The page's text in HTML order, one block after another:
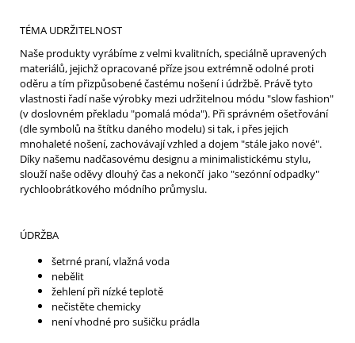
TÉMA UDRŽITELNOST
Naše produkty vyrábíme z velmi kvalitních, speciálně upravených
materiálů, jejichž opracované příze jsou extrémně odolné proti
oděru a tím přizpůsobené častému nošení i údržbě. Právě tyto
vlastnosti řadí naše výrobky mezi udržitelnou módu "slow fashion"
(v doslovném překladu "pomalá móda"). Při správném ošetřování
(dle symbolů na štítku daného modelu) si tak, i přes jejich
mnohaleté nošení, zachovávají vzhled a dojem "stále jako nové".
Díky našemu nadčasovému designu a minimalistickému stylu,
slouží naše oděvy dlouhý čas a nekončí jako "sezónní odpadky"
rychloobrátkového módního průmyslu.
ÚDRŽBA
šetrné praní, vlažná voda
nebělit
žehlení při nízké teplotě
nečistěte chemicky
není vhodné pro sušičku prádla